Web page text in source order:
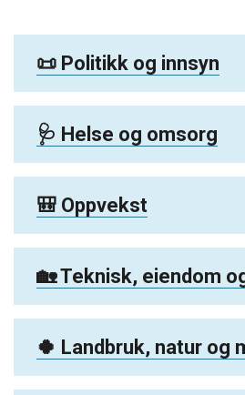
📜 Politikk og innsyn
🩺 Helse og omsorg
🎒 Oppvekst
🏡 Teknisk, eiendom
🍀 Landbruk, natur og